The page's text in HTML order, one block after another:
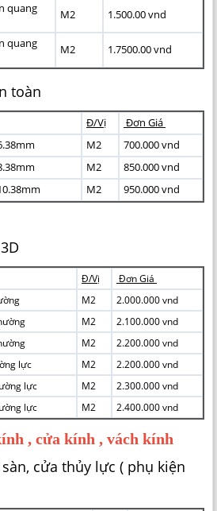
quang
M2 1.500.00 vnd
quang
M2 1.7500.00 vnd
toàn
Đ/Vị
Đơn Giá
M2
700.000 vnd
M2
850.000 vnd
M2 950.000 vnd
Đ/Vị
Đơn Giá
M2
2.000.000 vnd
M2
2.100.000 vnd
M2
2.200.000 vnd
lực M2
2.200.000 vnd
lực M2
2.300.000 vnd
lực M2 2.400.000 vnd
, cửa kính , vách kính
cửa thủy lực ( phụ kiện